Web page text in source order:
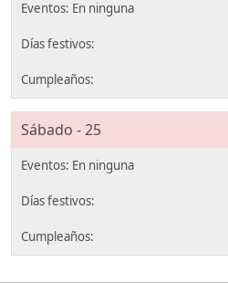
Sábado - 25